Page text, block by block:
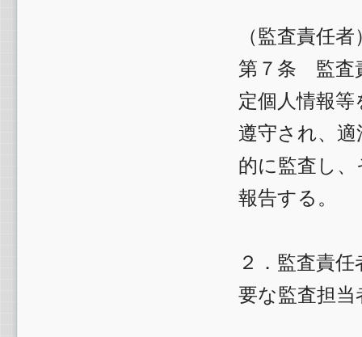
（監査責任者
第７条 監査
定個人情報
遵守され、
的に監査し
報告する。
２．監査責
要な監査担